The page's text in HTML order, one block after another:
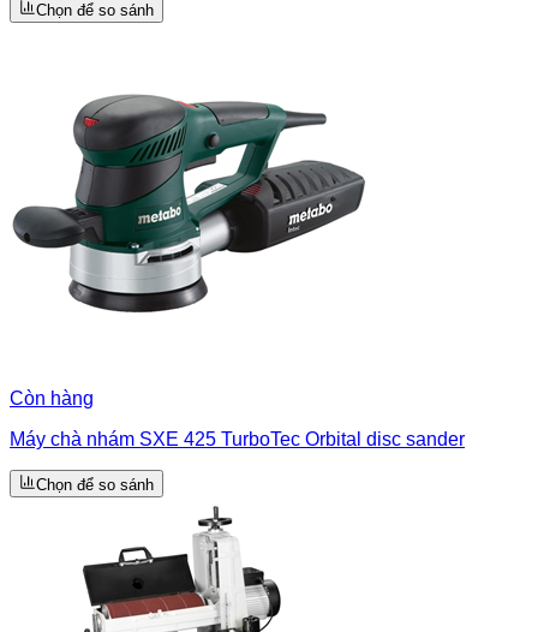
Chọn để so sánh
Còn hàng
Máy chà nhám SXE 425 TurboTec Orbital disc sander
Chọn để so sánh